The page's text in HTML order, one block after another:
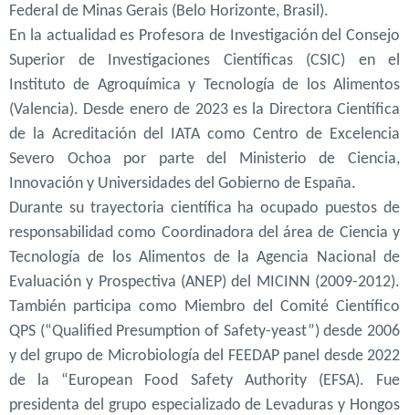
Federal de Minas Gerais (Belo Horizonte, Brasil).
En la actualidad es Profesora de Investigación del Consejo
Superior de Investigaciones Científicas (CSIC) en el
Instituto de Agroquímica y Tecnología de los Alimentos
(Valencia). Desde enero de 2023 es la Directora Científica
de la Acreditación del IATA como Centro de Excelencia
Severo Ochoa por parte del Ministerio de Ciencia,
Innovación y Universidades del Gobierno de España.
Durante su trayectoria científica ha ocupado puestos de
responsabilidad como Coordinadora del área de Ciencia y
Tecnología de los Alimentos de la Agencia Nacional de
Evaluación y Prospectiva (ANEP) del MICINN (2009-2012).
También participa como Miembro del Comité Científico
QPS (“Qualified Presumption of Safety-yeast”) desde 2006
y del grupo de Microbiología del FEEDAP panel desde 2022
de la “European Food Safety Authority (EFSA). Fue
presidenta del grupo especializado de Levaduras y Hongos